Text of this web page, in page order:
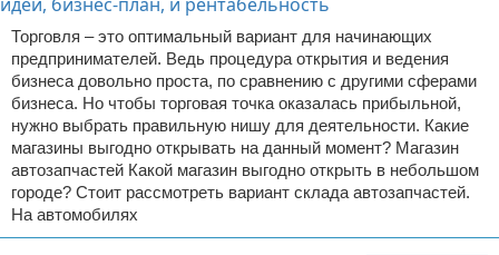
Торговля – это оптимальный вариант для начинающих
предпринимателей. Ведь процедура открытия и ведения
бизнеса довольно проста, по сравнению с другими сферами
бизнеса. Но чтобы торговая точка оказалась прибыльной,
нужно выбрать правильную нишу для деятельности. Какие
магазины выгодно открывать на данный момент? Магазин
автозапчастей Какой магазин выгодно открыть в небольшом
городе? Стоит рассмотреть вариант склада автозапчастей.
На автомобилях